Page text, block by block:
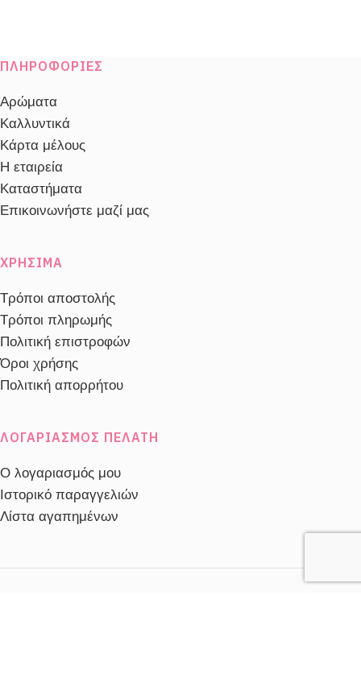
ΠΛΗΡΟΦΟΡΊΕΣ
Αρώματα
Καλλυντικά
Κάρτα μέλους
Η εταιρεία
Καταστήματα
Επικοινωνήστε μαζί μας
ΧΡΉΣΙΜΑ
Τρόποι αποστολής
Τρόποι πληρωμής
Πολιτική επιστροφών
Όροι χρήσης
Πολιτική απορρήτου
ΛΟΓΑΡΙΑΣΜΌΣ ΠΕΛΆΤΗ
Ο λογαριασμός μου
Ιστορικό παραγγελιών
Λίστα αγαπημένων